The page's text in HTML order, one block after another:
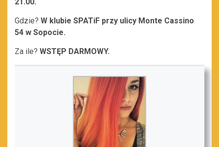
Gdzie? W klubie SPATiF przy ulicy Monte Cassino
54 w Sopocie.
Za ile? WSTĘP DARMOWY.